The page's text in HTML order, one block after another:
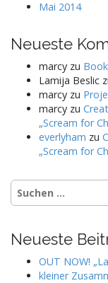
Mai 2014
Neueste
marcy zu
Lamija Beslic
marcy zu
marcy zu
„Scream for
everlyham zu
„Scream for
Suchen
nach:
Neueste
OUT NOW!
kleiner